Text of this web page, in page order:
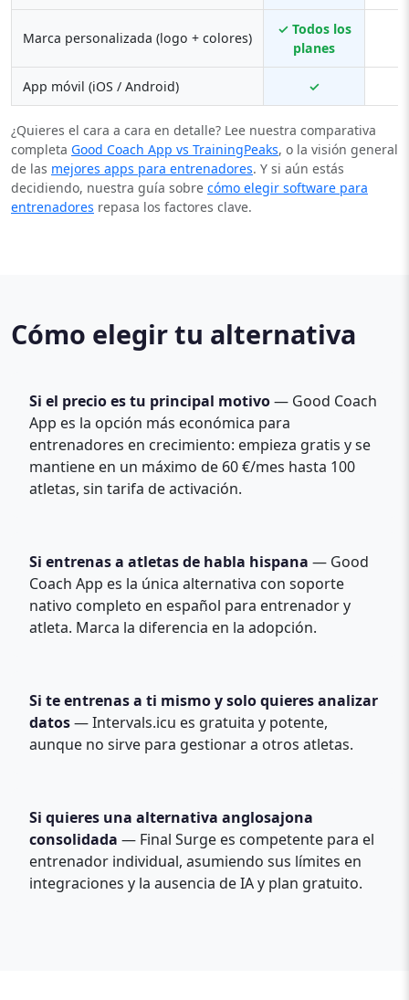
Marca personalizada (logo + colores)
✓ Todos los
planes
App móvil (iOS / Android) ✓
¿Quieres el cara a cara en detalle? Lee nuestra comparativa
completa Good Coach App vs TrainingPeaks, o la visión general
de las mejores apps para entrenadores. Y si aún estás
decidiendo, nuestra guía sobre cómo elegir software para
entrenadores repasa los factores clave.
Cómo elegir tu alternativa
Si el precio es tu principal motivo— Good Coach
App es la opción más económica para
entrenadores en crecimiento: empieza gratis y se
mantiene en un máximo de 60 €/mes hasta 100
atletas, sin tarifa de activación.
Si entrenas a atletas de habla hispana — Good
Coach App es la única alternativa con soporte
nativo completo en español para entrenador y
atleta. Marca la diferencia en la adopción.
Si te entrenas a ti mismo y solo quieres analizar
datos— Intervals.icu es gratuita y potente,
aunque no sirve para gestionar a otros atletas.
Si quieres una alternativa anglosajona
consolidada — Final Surge es competente para el
entrenador individual, asumiendo sus límites en
integraciones y la ausencia de IA y plan gratuito.